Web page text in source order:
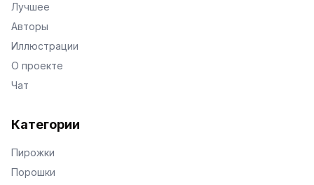
Лучшее
Авторы
Иллюстрации
О проекте
Чат
Категории
Пирожки
Порошки